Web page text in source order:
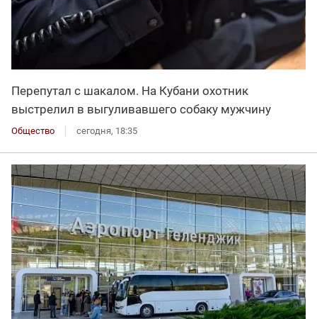
Перепутал с шакалом. На Кубани охотник
выстрелил в выгуливавшего собаку мужчину
Общество сегодня, 18:35